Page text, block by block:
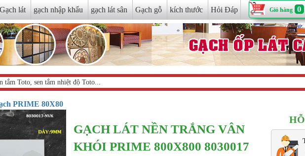
Gạch lát gạch nhập khẩu gạch lát sân Gạch gỗ kích thước Hỏi Đáp Giỏ hàng 0
PRIME 80X80
GẠCH LÁT NỀN TRẮNG VÂN
KHÓI PRIME 800X800 8030017